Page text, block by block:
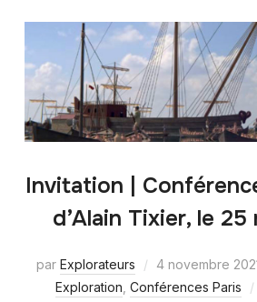
Invitation |
d’Alain Tixier, le 25
par Explorateurs 4 novembre
Exploration Conférences Paris